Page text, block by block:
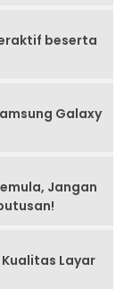
beserta
Galaxy
Jangan
Kualitas Layar